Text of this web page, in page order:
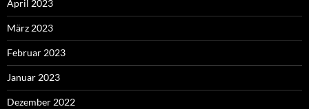
April 2023
März 2023
Februar 2023
Januar 2023
Dezember 2022